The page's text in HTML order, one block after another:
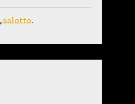
,salotto.